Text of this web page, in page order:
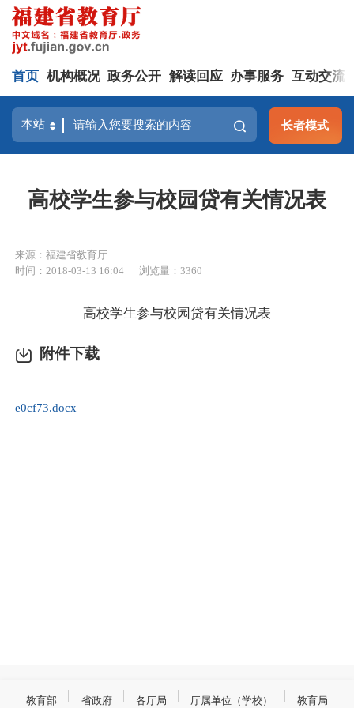
首页 机构概况 政务公开 解读回应 办事服务 互动交流
长者模式
高校学生参与校园贷有关情况表
来源：福建省教育厅
时间：2018-03-13 16:04
浏览量：3360
高校学生参与校园贷有关情况表
附件下载
e0cf73.docx
教育部 省政府 各厅局 厅属单位（学校） 教育局